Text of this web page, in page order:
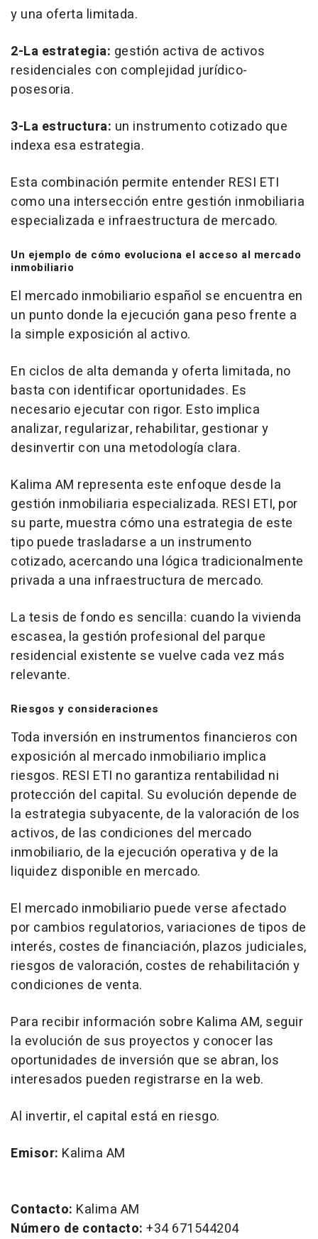
y una oferta limitada.
2-La estrategia: gestión activa de activos
residenciales con complejidad jurídico-
posesoria.
3-La estructura: un instrumento cotizado que
indexa esa estrategia.
Esta combinación permite entender RESI ETI
como una intersección entre gestión inmobiliaria
especializada e infraestructura de mercado.
Un ejemplo de cómo evoluciona el acceso al mercado
inmobiliario
El mercado inmobiliario español se encuentra en
un punto donde la ejecución gana peso frente a
la simple exposición al activo.
En ciclos de alta demanda y oferta limitada, no
basta con identificar oportunidades. Es
necesario ejecutar con rigor. Esto implica
analizar, regularizar, rehabilitar, gestionar y
desinvertir con una metodología clara.
Kalima AM representa este enfoque desde la
gestión inmobiliaria especializada. RESI ETI, por
su parte, muestra cómo una estrategia de este
tipo puede trasladarse a un instrumento
cotizado, acercando una lógica tradicionalmente
privada a una infraestructura de mercado.
La tesis de fondo es sencilla: cuando la vivienda
escasea, la gestión profesional del parque
residencial existente se vuelve cada vez más
relevante.
Riesgos y consideraciones
Toda inversión en instrumentos financieros con
exposición al mercado inmobiliario implica
riesgos. RESI ETI no garantiza rentabilidad ni
protección del capital. Su evolución depende de
la estrategia subyacente, de la valoración de los
activos, de las condiciones del mercado
inmobiliario, de la ejecución operativa y de la
liquidez disponible en mercado.
El mercado inmobiliario puede verse afectado
por cambios regulatorios, variaciones de tipos de
interés, costes de financiación, plazos judiciales,
riesgos de valoración, costes de rehabilitación y
condiciones de venta.
Para recibir información sobre Kalima AM, seguir
la evolución de sus proyectos y conocer las
oportunidades de inversión que se abran, los
interesados pueden registrarse en la web.
Al invertir, el capital está en riesgo.
Emisor: Kalima AM
Contacto: Kalima AM
Número de contacto: +34 671544204